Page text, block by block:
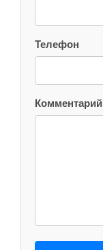
Телефон
Комментарий